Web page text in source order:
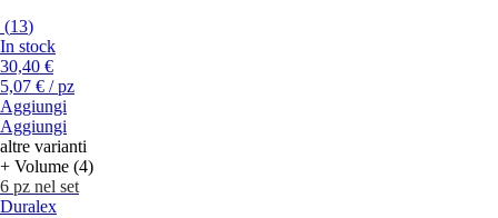
(13)
In stock
30,40 €
5,07 € / pz
Aggiungi
Aggiungi
altre varianti
+ Volume (4)
6 pz nel set
Duralex